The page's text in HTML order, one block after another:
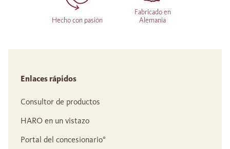
Hecho con pasión
Fabricado en
Alemania
Enlaces rápidos
Consultor de productos
HARO en un vistazo
Portal del concesionario°